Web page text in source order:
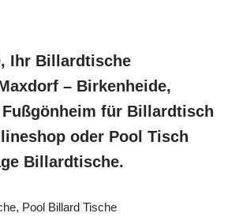
Ihr Billardtische
– Birkenheide,
für Billardtisch
oder Pool Tisch
Billardtische.
Pool Billard Tische